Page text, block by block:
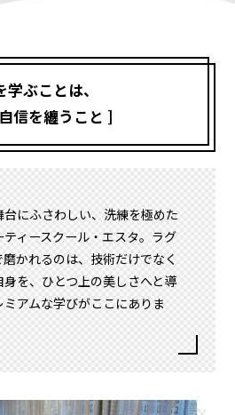
学ぶことは、
信を纏うこと ]
にふさわしい、洗練を極めた
ィースクール・エスタ。ラグ
かれるのは、技術だけでなく
を、ひとつ上の美しさへと導
アムな学びがここにありま